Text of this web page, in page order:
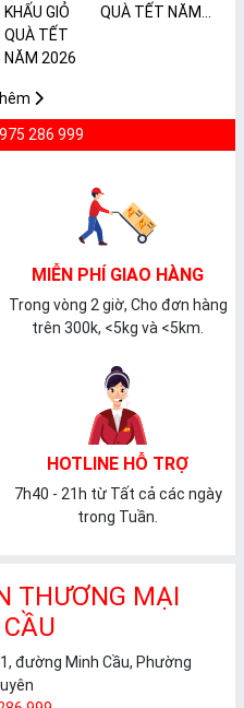
QUÀ TẾT NĂM
286 999
MIỄN PHÍ GIAO HÀNG
Trong vòng 2 giờ, Cho đơn hàng
trên 300k, <5kg và <5km.
HOTLINE HỖ TRỢ
7h40 - 21h từ Tất cả các ngày
trong Tuần.
THƯƠNG MẠI
đường Minh Cầu, Phường